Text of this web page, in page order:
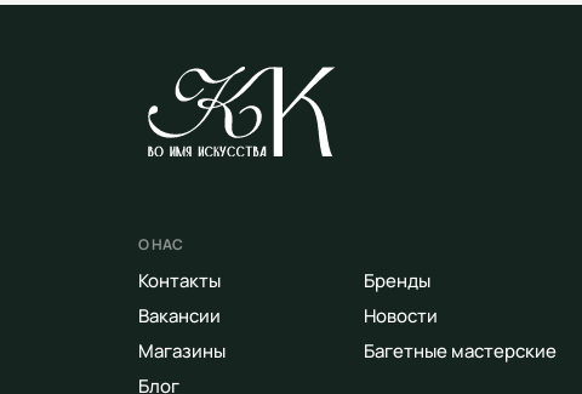
О НАС
Контакты
Вакансии
Магазины
Блог
Бренды
Новости
Багетные мастерские